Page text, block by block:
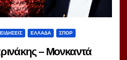
ΕΙΔΗΣΕΙΣ ΕΛΛΑΔΑ ΣΠΟΡ
– Μονκαντά